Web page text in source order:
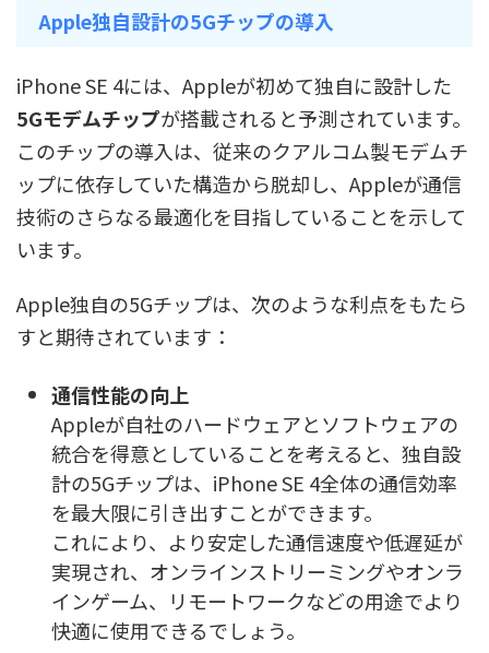
Apple独自設計の5Gチップの導入
iPhone SE 4には、Appleが初めて独自に設計した
5Gモデムチップが搭載されると予測されています。
このチップの導入は、従来のクアルコム製モデムチ
ップに依存していた構造から脱却し、Appleが通信
技術のさらなる最適化を目指していることを示して
います。
Apple独自の5Gチップは、次のような利点をもたら
すと期待されています：
通信性能の向上
Appleが自社のハードウェアとソフトウェアの
統合を得意としていることを考えると、独自設
計の5Gチップは、iPhone SE 4全体の通信効率
を最大限に引き出すことができます。
これにより、より安定した通信速度や低遅延が
実現され、オンラインストリーミングやオンラ
インゲーム、リモートワークなどの用途でより
快適に使用できるでしょう。